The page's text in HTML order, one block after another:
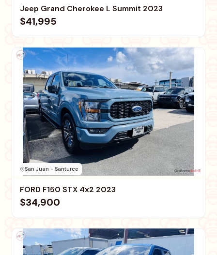
Jeep Grand Cherokee L Summit 2023
$41,995
San Juan - Santurce
FORD F150 STX 4x2 2023
$34,900